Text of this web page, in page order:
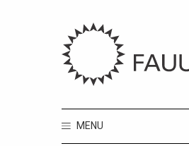
MENU